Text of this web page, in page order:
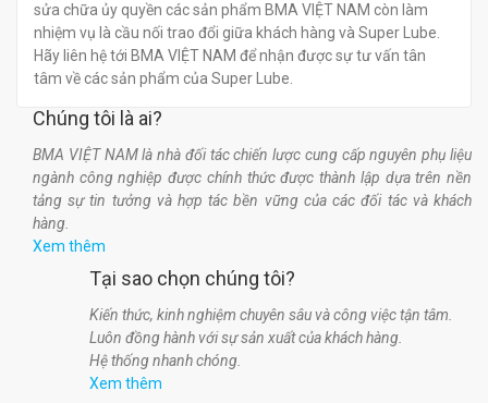
sửa chữa ủy quyền các sản phẩm BMA VIỆT NAM còn làm
nhiệm vụ là cầu nối trao đổi giữa khách hàng và Super Lube.
Hãy liên hệ tới BMA VIỆT NAM để nhận được sự tư vấn tân
tâm về các sản phẩm của Super Lube.
Chúng tôi là ai?
BMA VIỆT NAM là nhà đối tác chiến lược cung cấp nguyên phụ liệu
ngành công nghiệp được chính thức được thành lập dựa trên nền
tảng sự tin tưởng và hợp tác bền vững của các đối tác và khách
hàng.
Xem thêm
Tại sao chọn chúng tôi?
Kiến thức, kinh nghiệm chuyên sâu và công việc tận tâm.
Luôn đồng hành với sự sản xuất của khách hàng.
Hệ thống nhanh chóng.
Xem thêm